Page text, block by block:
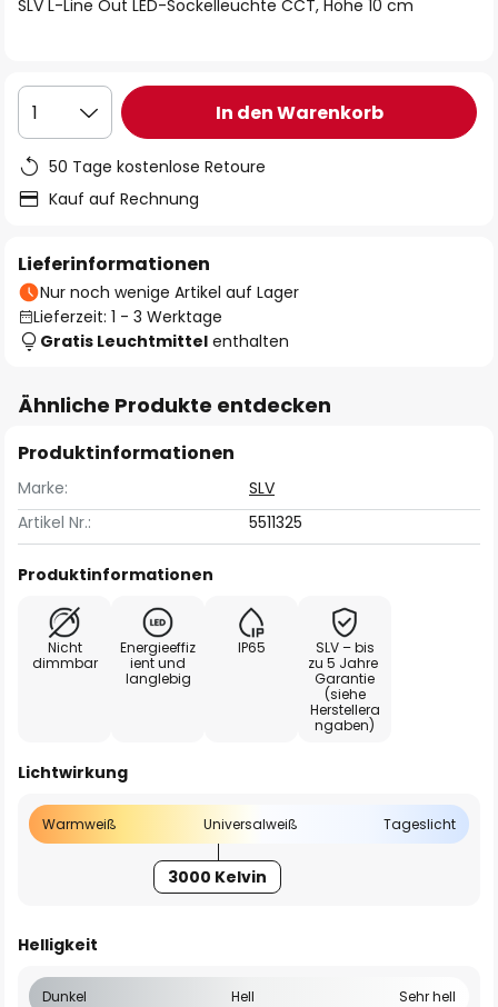
SLV L-Line Out LED-Sockelleuchte CCT, Höhe 10 cm
1 In den Warenkorb
50 Tage kostenlose Retoure
Kauf auf Rechnung
Lieferinformationen
Nur noch wenige Artikel auf Lager
Lieferzeit: 1 - 3 Werktage
Gratis Leuchtmittel enthalten
Ähnliche Produkte entdecken
Produktinformationen
Marke:
SLV
Artikel Nr.:
5511325
Produktinformationen
Nicht
dimmbar
Energieeffiz
ient und
langlebig
IP65
SLV – bis
zu 5 Jahre
Garantie
(siehe
Herstellera
ngaben)
Lichtwirkung
Warmweiß Universalweiß Tageslicht
3000 Kelvin
Helligkeit
Dunkel Hell Sehr hell